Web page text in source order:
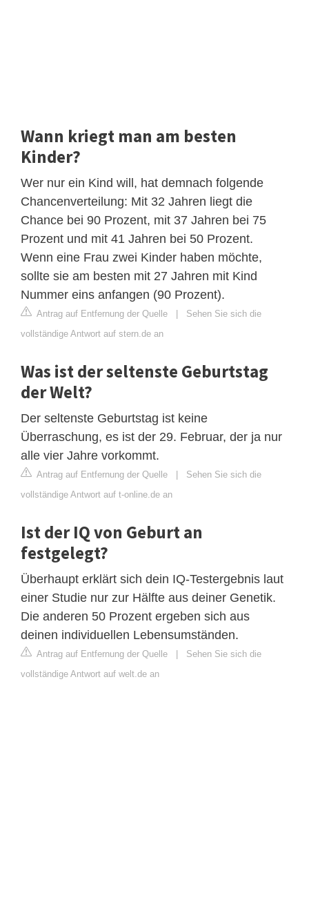
Wann kriegt man am besten
Kinder?
Wer nur ein Kind will, hat demnach folgende
Chancenverteilung: Mit 32 Jahren liegt die
Chance bei 90 Prozent, mit 37 Jahren bei 75
Prozent und mit 41 Jahren bei 50 Prozent.
Wenn eine Frau zwei Kinder haben möchte,
sollte sie am besten mit 27 Jahren mit Kind
Nummer eins anfangen (90 Prozent).
Antrag auf Entfernung der Quelle | Sehen Sie sich die
vollständige Antwort auf stern.de an
Was ist der seltenste Geburtstag
der Welt?
Der seltenste Geburtstag ist keine
Überraschung, es ist der 29. Februar, der ja nur
alle vier Jahre vorkommt.
Antrag auf Entfernung der Quelle | Sehen Sie sich die
vollständige Antwort auf t-online.de an
Ist der IQ von Geburt an
festgelegt?
Überhaupt erklärt sich dein IQ-Testergebnis laut
einer Studie nur zur Hälfte aus deiner Genetik.
Die anderen 50 Prozent ergeben sich aus
deinen individuellen Lebensumständen.
Antrag auf Entfernung der Quelle | Sehen Sie sich die
vollständige Antwort auf welt.de an